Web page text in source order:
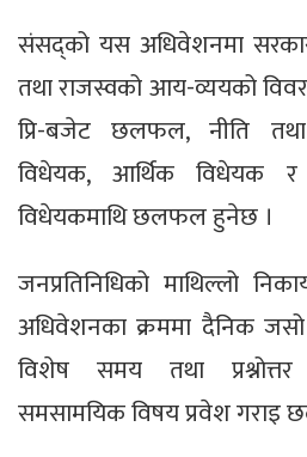
संसद्को यस अधिवेशनमा
तथा राजस्वको आय-व्ययको
प्रि-बजेट छलफल, नीति तथा
विधेयक, आर्थिक विधेयक र
विधेयकमाथि छलफल हुनेछ ।
जनप्रतिनिधिको माथिल्लो
अधिवेशनका क्रममा दैनिक
विशेष समय तथा
समसामयिक विषय प्रवेश गराइ